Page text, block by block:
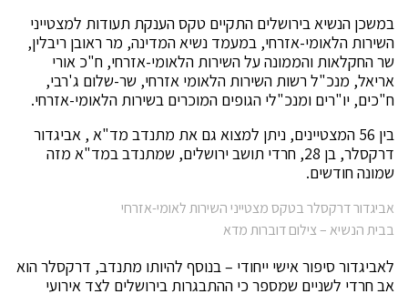
במשכן הנשיא בירושלים התקיים טקס הענקת תעודות למצטייני
השירות הלאומי-אזרחי, במעמד נשיא המדינה, מר ראובן ריבלין,
שר החקלאות והממונה על השירות הלאומי-אזרחי, ח"כ אורי
אריאל, מנכ"ל רשות השירות הלאומי אזרחי, שר-שלום ג'רבי,
ח"כים, יו"רים ומנכ"לי הגופים המוכרים בשירות הלאומי-אזרחי.
בין 56 המצטיינים, ניתן למצוא גם את מתנדב מד"א , אביגדור
דרקסלר, בן 28, חרדי תושב ירושלים, שמתנדב במד"א מזה
שמונה חודשים.
אביגדור דרקסלר בטקס מצטייני השירות לאומי-אזרחי
בבית הנשיא – צילום דוברות מדא
לאביגדור סיפור אישי ייחודי – בנוסף להיותו מתנדב, דרקסלר הוא
אב חרדי לשניים שמספר כי ההתבגרות בירושלים לצד אירועי